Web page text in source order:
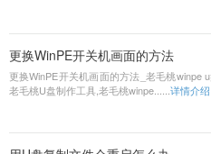
更换WinPE开关机画面的方法
更换WinPE开关机画面的方法_老毛桃winpe
老毛桃U盘制作工具,老毛桃winpe......详情介